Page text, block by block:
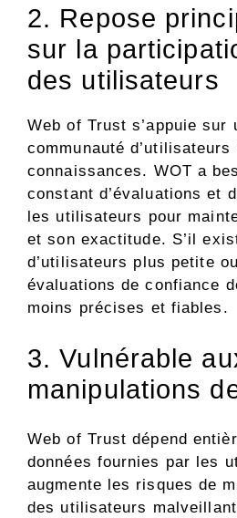
2. Repose
sur la
des utilisateurs
Web of Trust s’appuie sur
communauté d’utilisateurs
connaissances. WOT a
constant d’évaluations et
les utilisateurs pour
et son exactitude. S’il
d’utilisateurs plus petite
évaluations de confiance
moins précises et fiables.
3. Vulnérable
manipulations
Web of Trust dépend
données fournies par les
augmente les risques de
des utilisateurs